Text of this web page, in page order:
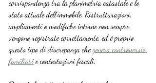
corrispondenza tra la planimetria catastale e lo
stato attuale dell’immobile. Ristrutturazioni,
ampliamenti o modifiche interne non sempre
vengono registrate correttamente, ed è proprio
questo tipo di discrepanza che genera controversie
familiari e contestazioni fiscali.